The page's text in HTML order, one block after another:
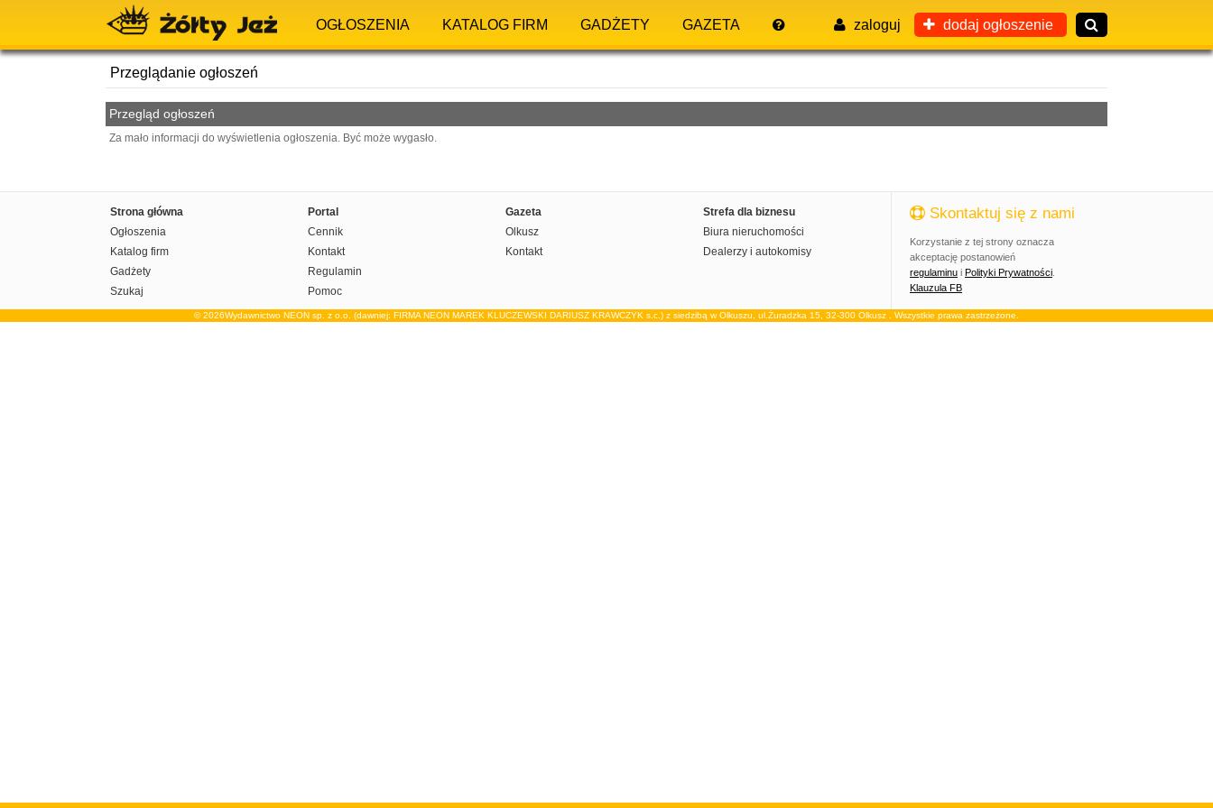
OGŁOSZENIA KATALOG FIRM GADŻETY GAZETA zaloguj dodaj ogłoszenie
Przeglądanie ogłoszeń
Przegląd ogłoszeń
Za mało informacji do wyświetlenia ogłoszenia. Być może wygasło.
Strona główna
Ogłoszenia
Katalog firm
Gadżety
Szukaj
Portal
Cennik
Kontakt
Regulamin
Pomoc
Gazeta
Olkusz
Kontakt
Strefa dla biznesu
Biura nieruchomości
Dealerzy i autokomisy
Skontaktuj się z nami
Korzystanie z tej strony oznacza
akceptację postanowień
regulaminu i Polityki Prywatności
Klauzula FB
© 2026Wydawnictwo NEON sp. z o.o. (dawniej: FIRMA NEON MAREK KLUCZEWSKI DARIUSZ KRAWCZYK s.c.) z siedzibą w Olkuszu, ul.Żuradzka 15, 32-300 Olkusz . Wszystkie prawa zastrzeżone.